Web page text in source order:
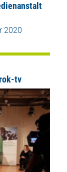
2020
tv